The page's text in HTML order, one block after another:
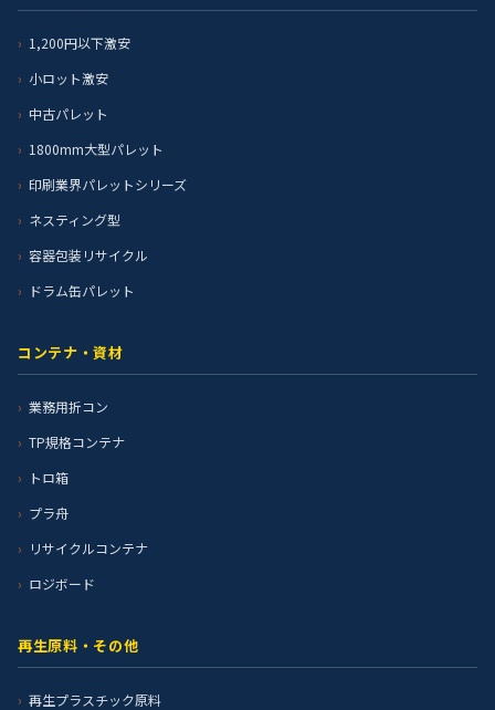
1,200円以下激安
小ロット激安
中古パレット
1800mm大型パレット
印刷業界パレットシリーズ
ネスティング型
容器包装リサイクル
ドラム缶パレット
コンテナ・資材
業務用折コン
TP規格コンテナ
トロ箱
プラ舟
リサイクルコンテナ
ロジボード
再生原料・その他
再生プラスチック原料